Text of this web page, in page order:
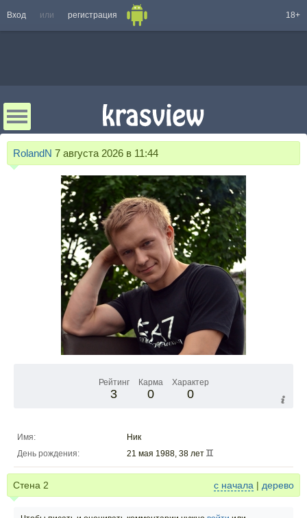
Вход или регистрация 18+
RolandN 7 августа 2026 в 11:44
Рейтинг
3
Карма
0
Характер
0
Имя:
Ник
День рождения:
21 мая 1988, 38 лет
Стена 2 с начала | дерево